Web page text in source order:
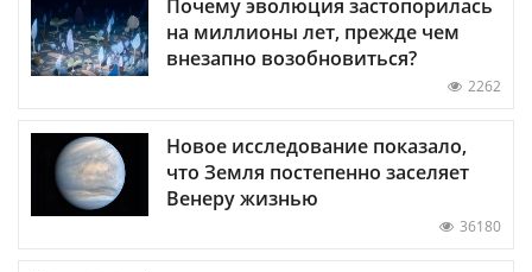
Почему эволюция застопорилась
на миллионы лет, прежде чем
внезапно возобновиться?
2262
Новое исследование показало,
что Земля постепенно заселяет
Венеру жизнью
36180